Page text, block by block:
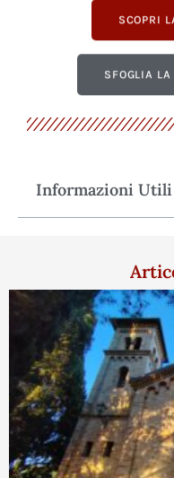
SCOPRI
SFOGLIA LA
Informazioni Utili